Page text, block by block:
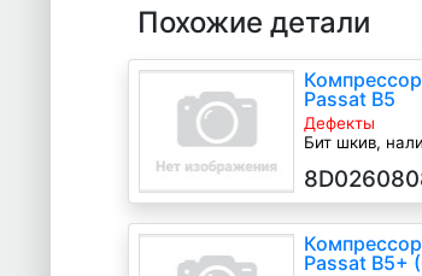
Похожие детали
Passat B5
Дефекты
Бит шкив,
Passat B5+